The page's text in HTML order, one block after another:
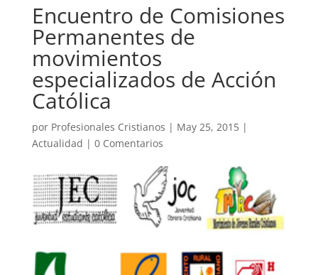
Encuentro de Comisiones
Permanentes de
movimientos
especializados de Acción
Católica
por Profesionales Cristianos | May 25, 2015|
Actualidad | 0 Comentarios